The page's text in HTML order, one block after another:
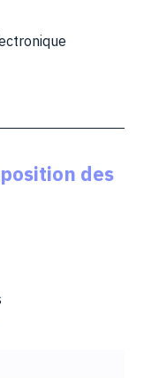
des